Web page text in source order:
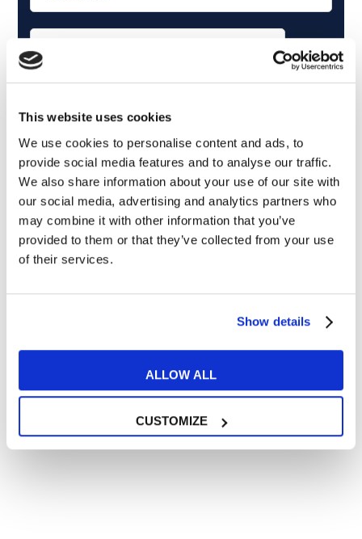
This website uses cookies
We use cookies to personalise content and ads, to
provide social media features and to analyse our traffic.
We also share information about your use of our site with
our social media, advertising and analytics partners who
may combine it with other information that you’ve
provided to them or that they’ve collected from your use
of their services.
Show details
ALLOW ALL
CUSTOMIZE
Articoli dedicati alla grammatica inglese
Articoli dedicati a inglese nel mondo del lavoro
Articoli con tips e new sulla lingua inglese
Articoli divertenti su film e musica
In quanto di età superiore ai 16 anni, dichiaro di acconsentire
al trattamento dei miei dati personali in conformità
all’informativa privacy.
Desidero ricevere comunicazioni commerciali e promozionali